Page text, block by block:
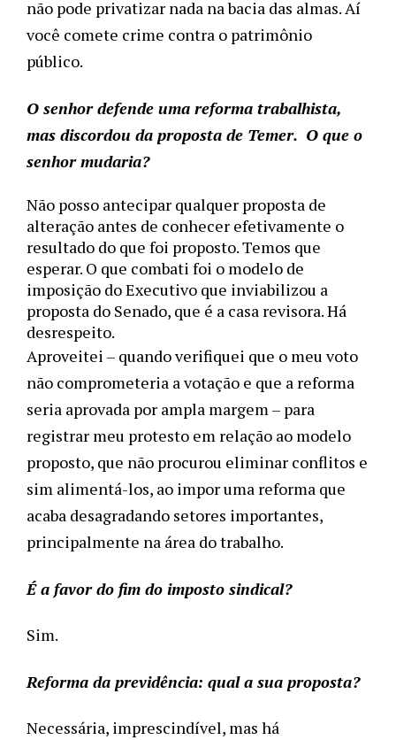
não pode privatizar nada na bacia das almas. Aí
você comete crime contra o patrimônio
público.
O senhor defende uma reforma trabalhista,
mas discordou da proposta de Temer.  O que o
senhor mudaria?
Não posso antecipar qualquer proposta de
alteração antes de conhecer efetivamente o
resultado do que foi proposto. Temos que
esperar. O que combati foi o modelo de
imposição do Executivo que inviabilizou a
proposta do Senado, que é a casa revisora. Há
desrespeito.
Aproveitei – quando verifiquei que o meu voto
não comprometeria a votação e que a reforma
seria aprovada por ampla margem – para
registrar meu protesto em relação ao modelo
proposto, que não procurou eliminar conflitos e
sim alimentá-los, ao impor uma reforma que
acaba desagradando setores importantes,
principalmente na área do trabalho.
É a favor do fim do imposto sindical?
Sim.
Reforma da previdência: qual a sua proposta?
Necessária, imprescindível, mas há